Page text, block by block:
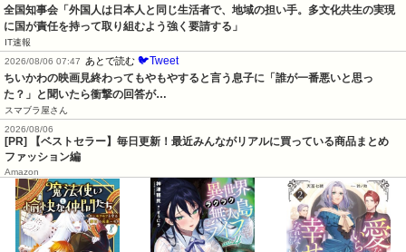
全国知事会「外国人は日本人と同じ生活者で、地域の担い手。多文化共生の実現
に国が責任を持って取り組むよう強く要請する」
IT速報
2026/08/06 07:47
あとで読む 🐦Tweet
ちいかわの映画見終わってもやもやすると言う息子に「誰が一番悪いと思っ
た？」と聞いたら衝撃の回答が…
スマブラ屋さん
2026/08/06
[PR] 【ベストセラー】毎日更新！最近みんながリアルに買っている商品まとめ
ファッション編
Amazon